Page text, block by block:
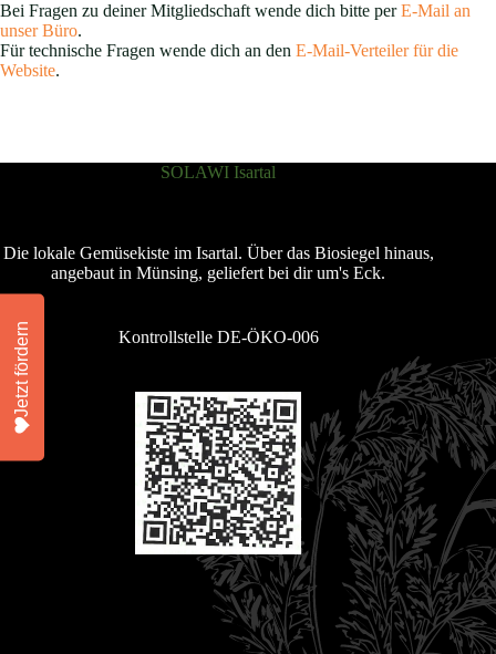
Bei Fragen zu deiner Mitgliedschaft wende dich bitte perE-Mail an
unser Büro.
Für technische Fragen wende dich an den E-Mail-Verteiler für die
Website.
SOLAWI Isartal
Die lokale Gemüsekiste im Isartal. Über das Biosiegel hinaus,
angebaut in Münsing, geliefert bei dir um's Eck.
Kontrollstelle DE-ÖKO-006
Jetzt fördern